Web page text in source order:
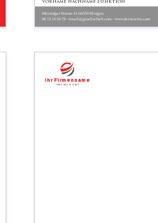
06 12 34 56 78 - email@gesellschaft.com - www.deineseite.com
Vorname Nachname Funktion
Meininger Strasse 43 66550 Illingen
Ihr Firmenname
Ihre Basislinie